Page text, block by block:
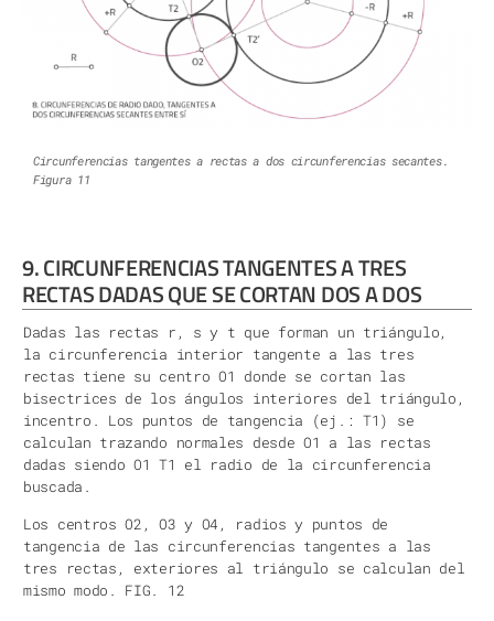
Circunferencias tangentes a rectas a dos circunferencias secantes.
Figura 11
9. CIRCUNFERENCIAS TANGENTES A TRES
RECTAS DADAS QUE SE CORTAN DOS A DOS
Dadas las rectas r, s y t que forman un triángulo,
la circunferencia interior tangente a las tres
rectas tiene su centro O1 donde se cortan las
bisectrices de los ángulos interiores del triángulo,
incentro. Los puntos de tangencia (ej.: T1) se
calculan trazando normales desde O1 a las rectas
dadas siendo O1 T1 el radio de la circunferencia
buscada.
Los centros O2, O3 y O4, radios y puntos de
tangencia de las circunferencias tangentes a las
tres rectas, exteriores al triángulo se calculan del
mismo modo. FIG. 12